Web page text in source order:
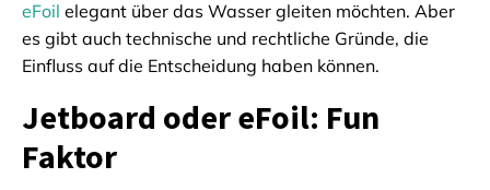
eFoil elegant über das Wasser gleiten möchten. Aber
es gibt auch technische und rechtliche Gründe, die
Einfluss auf die Entscheidung haben können.
Jetboard oder eFoil: Fun
Faktor